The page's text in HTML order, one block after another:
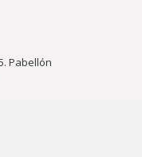
Pabellón